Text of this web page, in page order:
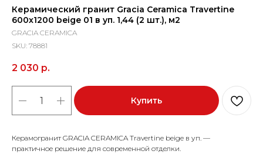
Керамический гранит Gracia Ceramica Travertine
600х1200 beige 01 в уп. 1,44 (2 шт.), м2
GRACIA CERAMICA
SKU: 78881
2 030 р.
Купить
Керамогранит GRACIA CERAMICA Travertine beige в уп. —
практичное решение для современной отделки.